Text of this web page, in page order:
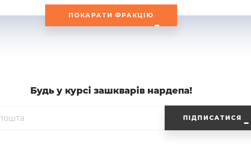
ПОКАРАТИ ФРАКЦІЮ
Будь у курсi зашкварiв нардепа!
ПІДПИСАТИСЯ